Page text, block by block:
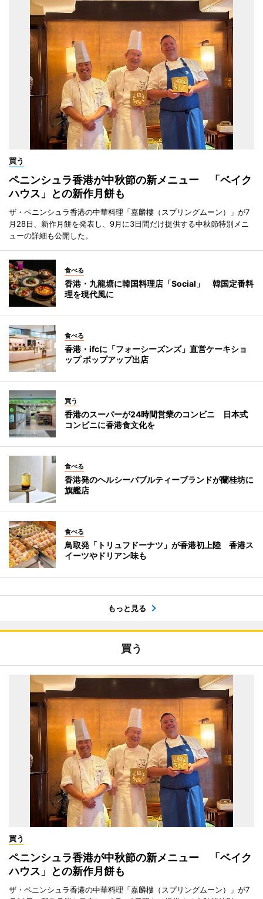
買う
ペニンシュラ香港が中秋節の新メニュー 「ベイク
ハウス」との新作月餅も
ザ・ペニンシュラ香港の中華料理「嘉麟樓（スプリングムーン）」が7
月28日、新作月餅を発表し、9月に3日間だけ提供する中秋節特別メニ
ューの詳細も公開した。
食べる
香港・九龍塘に韓国料理店「Social」 韓国定番料
理を現代風に
食べる
香港・ifcに「フォーシーズンズ」直営ケーキショ
ップ ポップアップ出店
買う
香港のスーパーが24時間営業のコンビニ 日本式
コンビニに香港食文化を
食べる
香港発のヘルシーバブルティーブランドが蘭桂坊に
旗艦店
食べる
鳥取発「トリュフドーナツ」が香港初上陸 香港ス
イーツやドリアン味も
もっと見る
買う
買う
ペニンシュラ香港が中秋節の新メニュー 「ベイク
ハウス」との新作月餅も
ザ・ペニンシュラ香港の中華料理「嘉麟樓（スプリングムーン）」が7